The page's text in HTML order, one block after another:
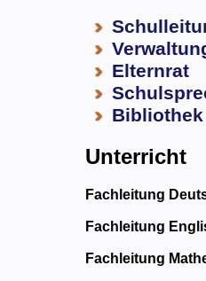
Elternrat
Bibliothek
Unterricht
Fachleitung
Fachleitung
Fachleitung